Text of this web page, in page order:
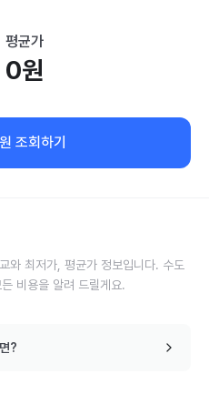
평균가
0원
조회하기
최저가, 평균가 정보입니다. 수도
비용을 알려 드릴게요.
?